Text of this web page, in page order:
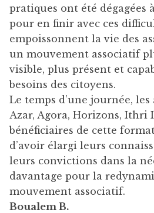
pratiques ont été dégagées
pour en finir avec ces
empoissonnent la vie des
un mouvement associatif
visible, plus présent et
besoins des citoyens.
Le temps d’une journée,
Azar, Agora, Horizons, Ithri
bénéficiaires de cette
d’avoir élargi leurs
leurs convictions dans la
davantage pour la
mouvement associatif.
Boualem B.